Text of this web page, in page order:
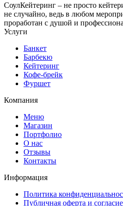
СоулКейтеринг – не просто
не случайно, ведь в любом
проработан с душой и
Услуги
Банкет
Барбекю
Кейтеринг
Кофе-брейк
Фуршет
Компания
Меню
Магазин
Портфолио
О нас
Отзывы
Контакты
Информация
Политика
Публичная оферта и